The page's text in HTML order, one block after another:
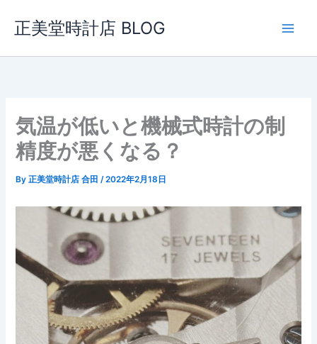
ス
正美堂時計店 BLOG
気温が低いと機械式時計の制
精度が悪くなる？
By正美堂時計店 合田/2022年2月18日